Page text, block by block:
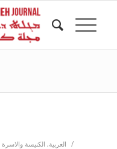
العربية, الكنيسة والاسرة /